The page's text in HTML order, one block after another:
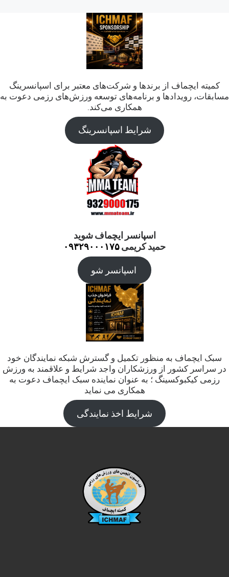
کمیته ایچماف از برندها و شرکت‌های معتبر برای اسپانسرینگ
مسابقات، رویدادها و برنامه‌های توسعه ورزش‌های رزمی دعوت به
همکاری می‌کند.
شرایط اسپانسرینگ
اسپانسر ایچماف شوید
حمید کریمی۰۹۳۲۹۰۰۰۱۷۵
اسپانسر شو
سبک ایچماف به منظور تکمیل و گسترش شبکه نمایندگان خود
در سراسر کشور از ورزشکاران واجد شرایط و علاقمند به ورزش
رزمی کیکبوکسینگ ؛ به عنوان نماینده سبک ایچماف دعوت به
همکاری می نماید
شرایط اخذ نمایندگی